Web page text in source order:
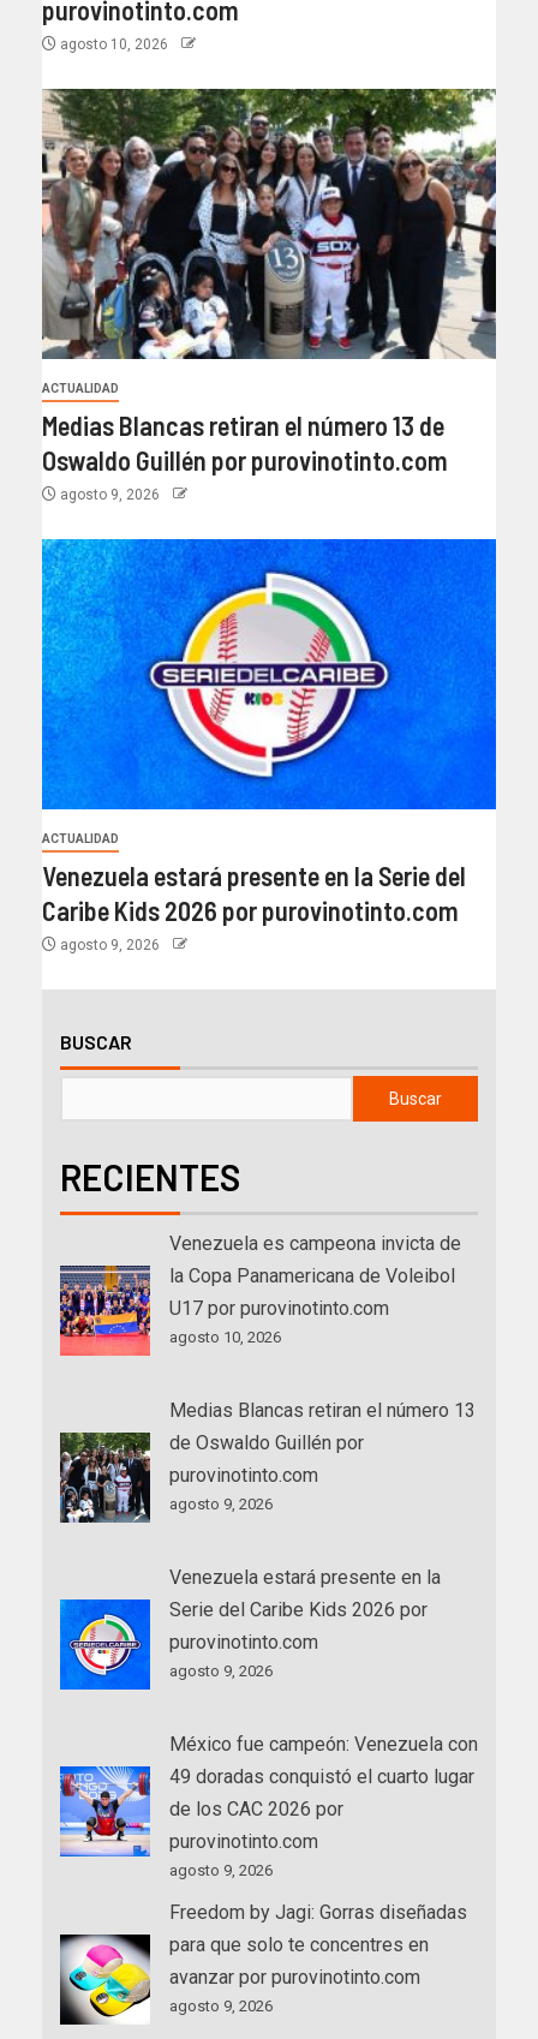
purovinotinto.com
agosto 10, 2026
ACTUALIDAD
Medias Blancas retiran el número 13 de
Oswaldo Guillén por purovinotinto.com
agosto 9, 2026
ACTUALIDAD
Venezuela estará presente en la Serie del
Caribe Kids 2026 por purovinotinto.com
agosto 9, 2026
BUSCAR
Buscar
RECIENTES
Venezuela es campeona invicta de
la Copa Panamericana de Voleibol
U17 por purovinotinto.com
agosto 10, 2026
Medias Blancas retiran el número 13
de Oswaldo Guillén por
purovinotinto.com
agosto 9, 2026
Venezuela estará presente en la
Serie del Caribe Kids 2026 por
purovinotinto.com
agosto 9, 2026
México fue campeón: Venezuela con
49 doradas conquistó el cuarto lugar
de los CAC 2026 por
purovinotinto.com
agosto 9, 2026
Freedom by Jagi: Gorras diseñadas
para que solo te concentres en
avanzar por purovinotinto.com
agosto 9, 2026